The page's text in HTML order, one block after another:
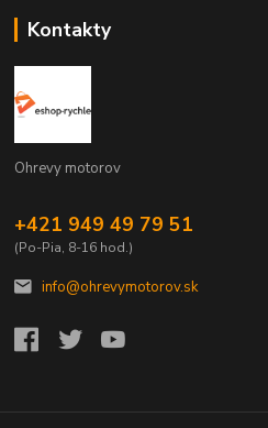
Kontakty
Ohrevy motorov
+421 949 49 79 51
(Po-Pia, 8-16 hod.)
info@ohrevymotorov.sk